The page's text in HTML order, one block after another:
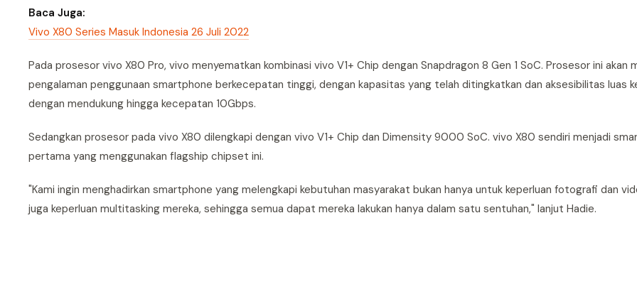
Baca Juga:
Vivo X80 Series Masuk Indonesia 26 Juli 2022
Pada prosesor vivo X80 Pro, vivo menyematkan kombinasi vivo V1+ Chip dengan Snapdragon 8 Gen 1 SoC. Prosesor ini akan
pengalaman penggunaan smartphone berkecepatan tinggi, dengan kapasitas yang telah ditingkatkan dan aksesibilitas luas
dengan mendukung hingga kecepatan 10Gbps.
Sedangkan prosesor pada vivo X80 dilengkapi dengan vivo V1+ Chip dan Dimensity 9000 SoC. vivo X80 sendiri menjadi
pertama yang menggunakan flagship chipset ini.
"Kami ingin menghadirkan smartphone yang melengkapi kebutuhan masyarakat bukan hanya untuk keperluan fotografi dan
juga keperluan multitasking mereka, sehingga semua dapat mereka lakukan hanya dalam satu sentuhan," lanjut Hadie.